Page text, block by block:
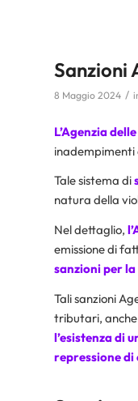
Sanzioni
8 Maggio 2024 /
L’Agenzia
Tale sistema di
natura della
Nel dettaglio,
emissione di
sanzioni per
Tali sanzioni
tributari, anche
l’esistenza di
repressione